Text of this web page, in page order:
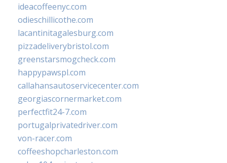
ideacoffeenyc.com
odieschillicothe.com
lacantinitagalesburg.com
pizzadeliverybristol.com
greenstarsmogcheck.com
happypawspl.com
callahansautoservicecenter.com
georgiascornermarket.com
perfectfit24-7.com
portugalprivatedriver.com
von-racer.com
coffeeshopcharleston.com